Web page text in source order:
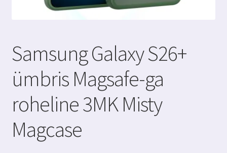
Samsung Galaxy S26+
ümbris Magsafe-ga
roheline 3MK Misty
Magcase